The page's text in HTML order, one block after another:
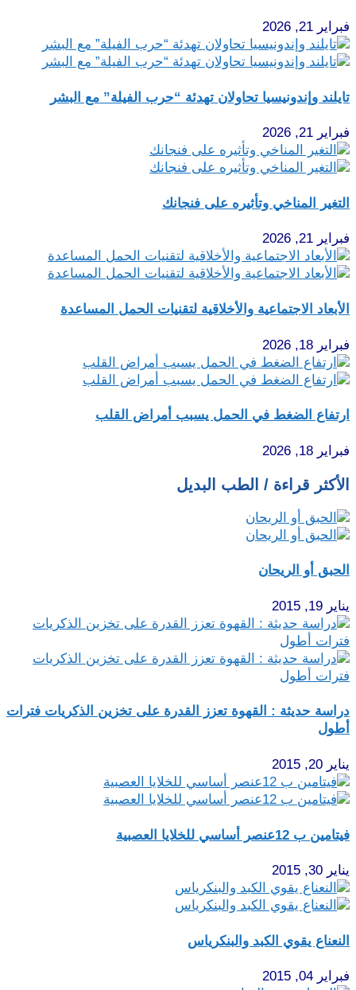
فبراير 21, 2026
تايلند وإندونيسيا تحاولان تهدئة “حرب الفيلة” مع البشر
فبراير 21, 2026
التغير المناخي وتأثيره على فنجانك
فبراير 21, 2026
الأبعاد الاجتماعية والأخلاقية لتقنيات الحمل المساعدة
فبراير 18, 2026
ارتفاع الضغط في الحمل يسبب أمراض القلب
فبراير 18, 2026
الأكثر قراءة / الطب البديل
الحبق أو الريحان
يناير 19, 2015
دراسة حديثة : القهوة تعزز القدرة على تخزين الذكريات فترات
أطول
يناير 20, 2015
فيتامين ب 12عنصر أساسي للخلايا العصبية
يناير 30, 2015
النعناع يقوي الكبد والبنكرياس
فبراير 04, 2015